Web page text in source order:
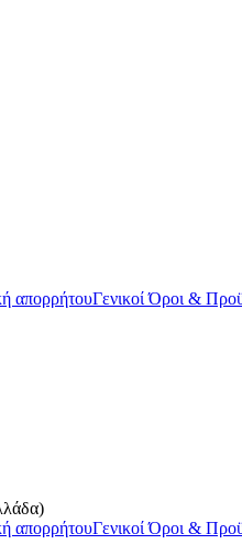
απορρήτουΓενικοί Όροι &
απορρήτουΓενικοί Όροι &